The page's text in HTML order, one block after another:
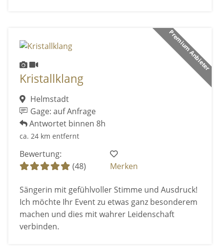
Premium Anbieter
Kristallklang
Helmstadt
Gage: auf Anfrage
Antwortet binnen 8h
ca. 24 km entfernt
Bewertung:
(48)
Merken
Sängerin mit gefühlvoller Stimme und Ausdruck!
Ich möchte Ihr Event zu etwas ganz besonderem
machen und dies mit wahrer Leidenschaft
verbinden.